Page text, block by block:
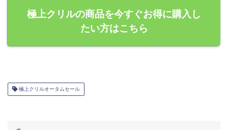
極上クリルの商品を今すぐお得に購入し
たい方はこちら
極上クリルオータムセール